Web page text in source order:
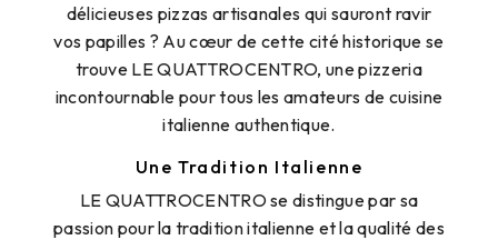
délicieuses pizzas artisanales qui sauront ravir
vos papilles ? Au cœur de cette cité historique se
trouve LE QUATTROCENTRO, une pizzeria
incontournable pour tous les amateurs de cuisine
italienne authentique.
Une Tradition Italienne
LE QUATTROCENTRO se distingue par sa
passion pour la tradition italienne et la qualité des